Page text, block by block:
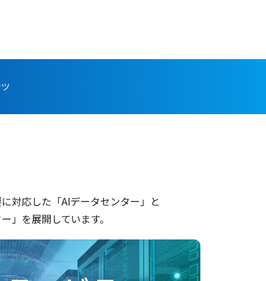
に対応した「AIデータセンター」と
」を展開 しています。